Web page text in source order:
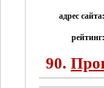
адрес сайта:
рейтинг:
90.